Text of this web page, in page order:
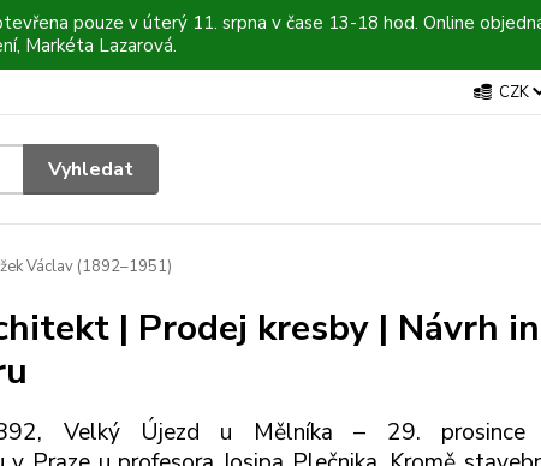
pouze v úterý 11. srpna v čase 13-18 hod. Online
Markéta Lazarová.
CZK
Vyhledat
Václav (1892–1951)
| Prodej kresby | Návrh
Velký Újezd u Mělníka – 29. prosince